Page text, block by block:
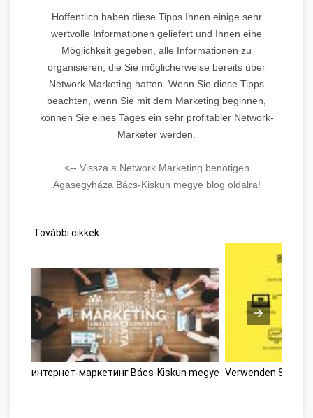
Hoffentlich haben diese Tipps Ihnen einige sehr
wertvolle Informationen geliefert und Ihnen eine
Möglichkeit gegeben, alle Informationen zu
organisieren, die Sie möglicherweise bereits über
Network Marketing hatten. Wenn Sie diese Tipps
beachten, wenn Sie mit dem Marketing beginnen,
können Sie eines Tages ein sehr profitabler Network-
Marketer werden.
<-- Vissza a Network Marketing benötigen
Ágasegyháza Bács-Kiskun megye blog oldalra!
További cikkek
интернет-маркетинг Bács-Kiskun megye Verwenden Sie